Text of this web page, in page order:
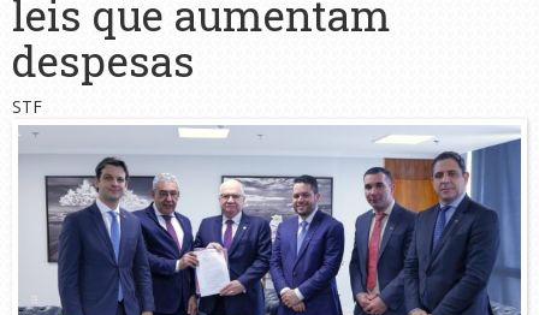
leis que aumentam
despesas
STF